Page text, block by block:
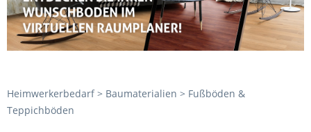
Heimwerkerbedarf > Baumaterialien > Fußböden &
Teppichböden